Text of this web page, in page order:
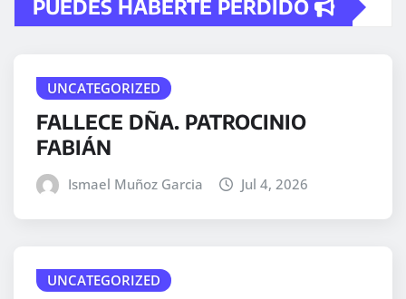
PUEDES HABERTE PERDIDO
UNCATEGORIZED
FALLECE DÑA. PATROCINIO
FABIÁN
Ismael Muñoz Garcia Jul 4, 2026
UNCATEGORIZED